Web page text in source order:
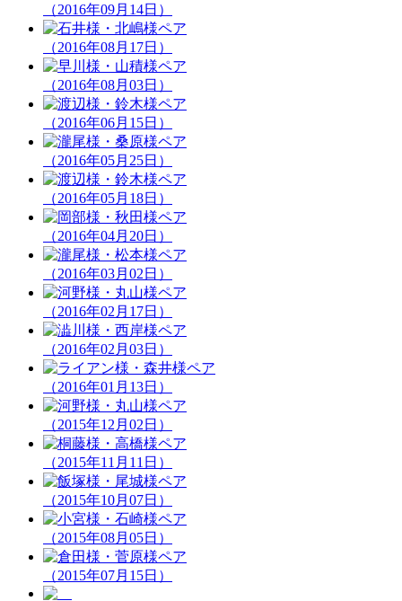
（2016年09月14日）
（2016年08月17日）
（2016年08月03日）
（2016年06月15日）
（2016年05月25日）
（2016年05月18日）
（2016年04月20日）
（2016年03月02日）
（2016年02月17日）
（2016年02月03日）
（2016年01月13日）
（2015年12月02日）
（2015年11月11日）
（2015年10月07日）
（2015年08月05日）
（2015年07月15日）